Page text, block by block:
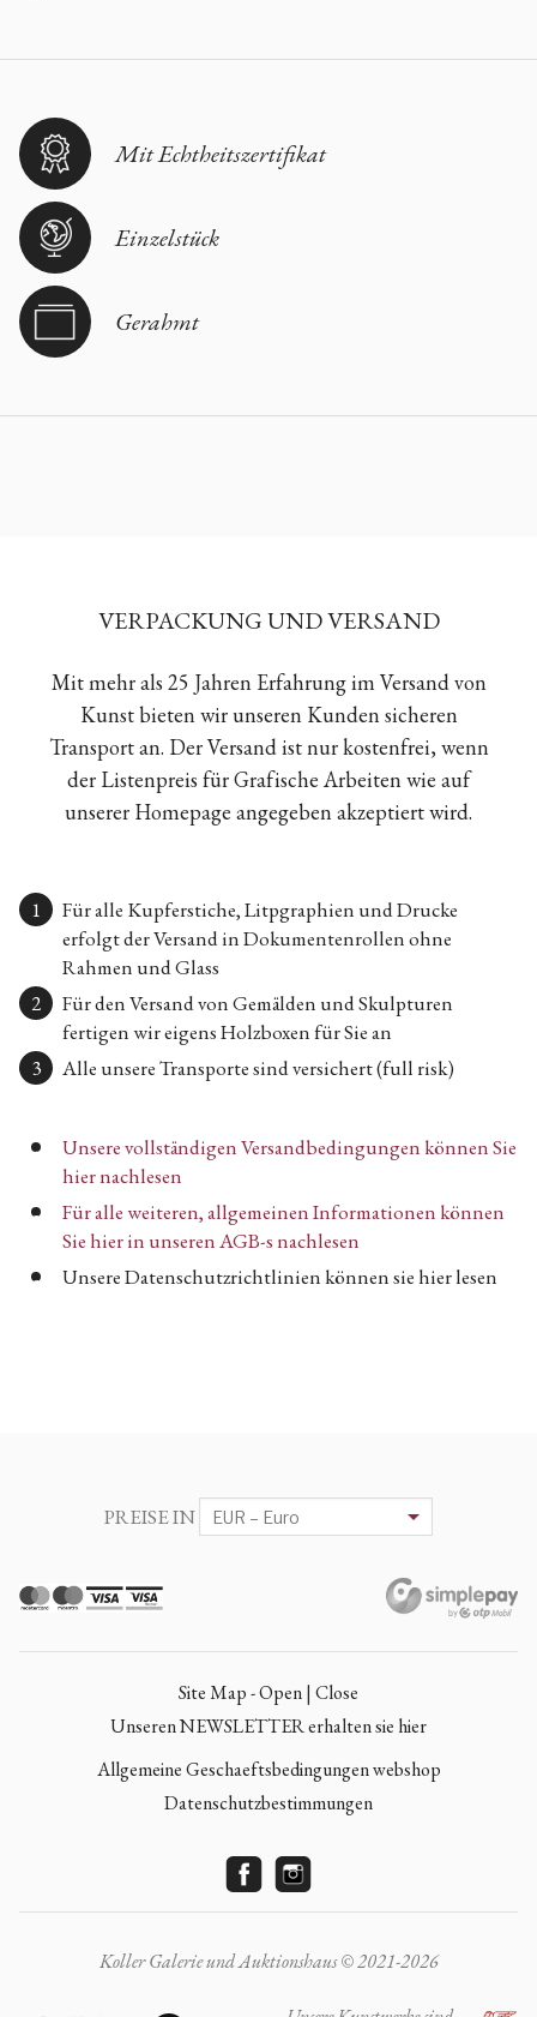
Mit Echtheitszertifikat
Einzelstück
Gerahmt
VERPACKUNG UND VERSAND
Mit mehr als 25 Jahren Erfahrung im Versand von
Kunst bieten wir unseren Kunden sicheren
Transport an. Der Versand ist nur kostenfrei, wenn
der Listenpreis für Grafische Arbeiten wie auf
unserer Homepage angegeben akzeptiert wird.
Für alle Kupferstiche, Litpgraphien und Drucke
erfolgt der Versand in Dokumentenrollen ohne
Rahmen und Glass
Für den Versand von Gemälden und Skulpturen
fertigen wir eigens Holzboxen für Sie an
Alle unsere Transporte sind versichert (full risk)
Unsere vollständigen Versandbedingungen können Sie
hier nachlesen
Für alle weiteren, allgemeinen Informationen können
Sie hier in unseren AGB-s nachlesen
Unsere Datenschutzrichtlinien können sie hier lesen
PREISE IN
Site Map - Open | Close
Unseren NEWSLETTER erhalten sie hier
Allgemeine Geschaeftsbedingungen webshop
Datenschutzbestimmungen
Koller Galerie und Auktionshaus © 2021-2026